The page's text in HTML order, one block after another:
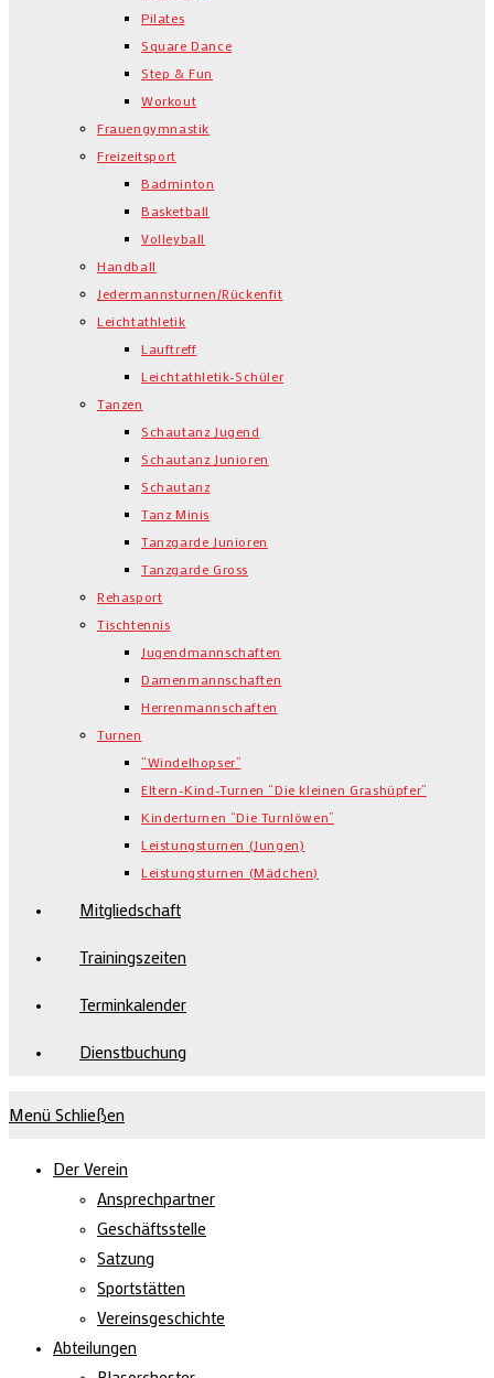
Pilates
Square Dance
Step & Fun
Workout
Frauengymnastik
Freizeitsport
Badminton
Basketball
Volleyball
Handball
Jedermannsturnen/Rückenfit
Leichtathletik
Lauftreff
Leichtathletik-Schüler
Tanzen
Schautanz Jugend
Schautanz Junioren
Schautanz
Tanz Minis
Tanzgarde Junioren
Tanzgarde Gross
Rehasport
Tischtennis
Jugendmannschaften
Damenmannschaften
Herrenmannschaften
Turnen
“Windelhopser”
Eltern-Kind-Turnen “Die kleinen Grashüpfer”
Kinderturnen “Die Turnlöwen”
Leistungsturnen (Jungen)
Leistungsturnen (Mädchen)
Mitgliedschaft
Trainingszeiten
Terminkalender
Dienstbuchung
Menü Schließen
Der Verein
Ansprechpartner
Geschäftsstelle
Satzung
Sportstätten
Vereinsgeschichte
Abteilungen